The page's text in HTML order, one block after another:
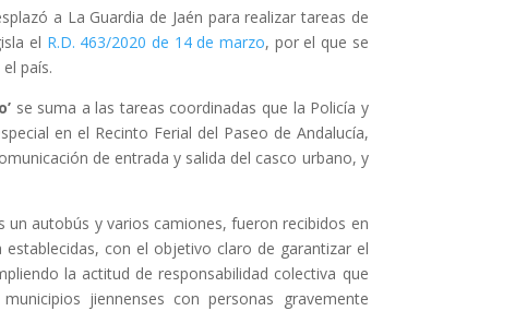
a La Guardia de Jaén para realizar tareas de
el R.D. 463/2020 de 14 de marzo, por el que se
país.
se suma a las tareas coordinadas que la Policía y
en el Recinto Ferial del Paseo de Andalucía,
de entrada y salida del casco urbano, y
un autobús y varios camiones, fueron recibidos en
con el objetivo claro de garantizar el
la actitud de responsabilidad colectiva que
jiennenses con personas gravemente